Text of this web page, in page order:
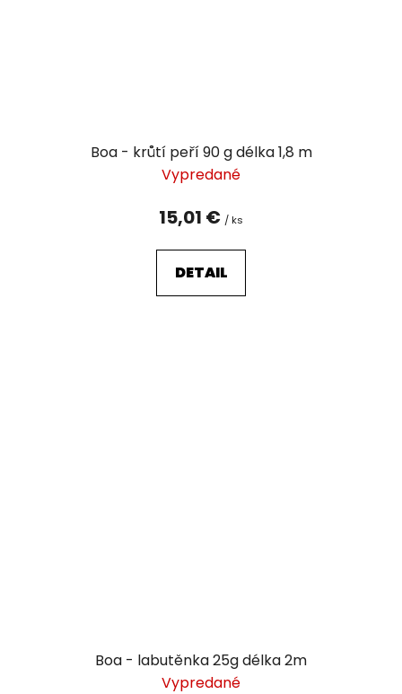
Boa - krůtí peří 90 g délka 1,8 m
Vypredané
15,01 € / ks
DETAIL
Boa - labutěnka 25g délka 2m
Vypredané